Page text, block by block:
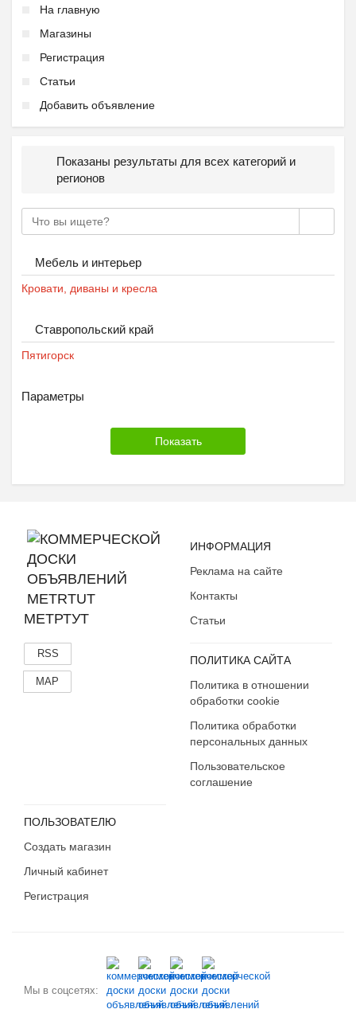
37 000Пятигорск
Летний городской лагер...
₽9 000Пятигорск
На главную
Магазины
Регистрация
Статьи
Добавить объявление
Показаны результаты для всех категорий и
регионов
Мебель и интерьер
Кровати, диваны и кресла
Ставропольский край
Пятигорск
Параметры
МЕТРТУТ
RSS
MAP
ИНФОРМАЦИЯ
Реклама на сайте
Контакты
Статьи
ПОЛИТИКА САЙТА
Политика в отношении
обработки cookie
Политика обработки
персональных данных
Пользовательское
соглашение
ПОЛЬЗОВАТЕЛЮ
Создать магазин
Личный кабинет
Регистрация
Мы в соцсетях: